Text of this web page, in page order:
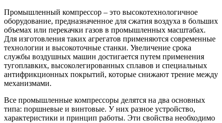
Промышленный компрессор – это высокотехнологичное
оборудование, предназначенное для сжатия воздуха в больших
объемах или перекачки газов в промышленных масштабах.
Для изготовления таких агрегатов применяются современные
технологии и высокоточные станки. Увеличение срока
службы воздушных машин достигается путем применения
тугоплавких, высоколегированных сплавов и специальных
антифрикционных покрытий, которые снижают трение между
механизмами.
Все промышленные компрессоры делятся на два основных
типа: поршневые и винтовые. У них разное устройство,
характеристики и принцип работы. Эти свойства необходимо